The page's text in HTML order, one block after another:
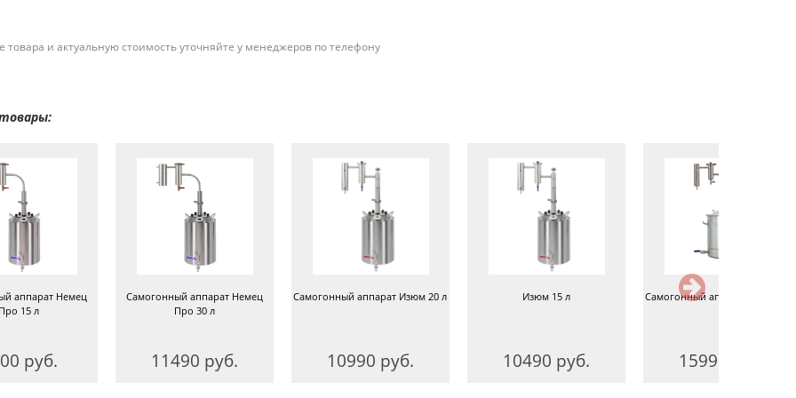
и актуальную стоимость уточняйте у менеджеров по телефону
аппарат Немец
Про 15 л
руб.
Самогонный аппарат Немец
Про 30 л
11490 руб.
Самогонный аппарат Изюм 20 л
10990 руб.
Изюм 15 л
10490 руб.
Самогонный аппарат Изюм 36
15990 руб.